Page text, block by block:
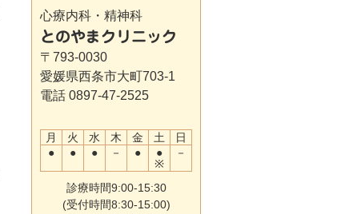
心療内科・精神科
とのやまクリニック
〒793-0030
愛媛県西条市大町703-1
電話 0897-47-2525
月 火 水 木 金 土
日
●
● ● － ●
●
※
－
診療時間9:00-15:30
(受付時間8:30-15:00)